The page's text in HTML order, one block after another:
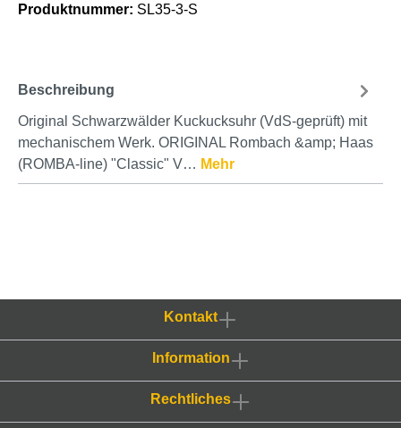
Produktnummer: SL35-3-S
Beschreibung
Original Schwarzwälder Kuckucksuhr (VdS-geprüft) mit
mechanischem Werk. ORIGINAL Rombach &amp; Haas
(ROMBA-line) "Classic" V… Mehr
Kontakt
Information
Rechtliches